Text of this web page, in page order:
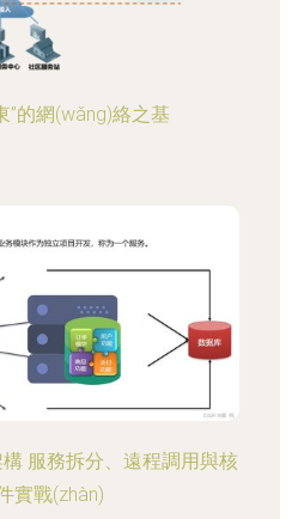
”的網(wǎng)絡之基
服務拆分、遠程調用與核
實戰(zhàn)